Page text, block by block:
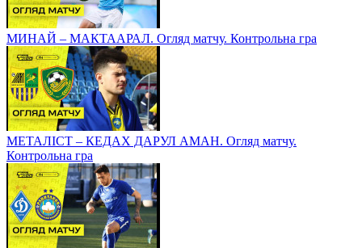
МИНАЙ – МАКТААРАЛ. Огляд матчу. Контрольна гра
МЕТАЛІСТ – КЕДАХ ДАРУЛ АМАН. Огляд матчу.
Контрольна гра